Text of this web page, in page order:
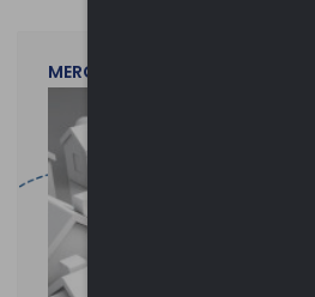
MERCOLEDì 29 LUGLIO 2026